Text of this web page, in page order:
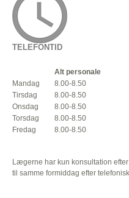
TELEFONTID
Alt personale
Mandag
8.00-8.50
Tirsdag
8.00-8.50
Onsdag
8.00-8.50
Torsdag
8.00-8.50
Fredag
8.00-8.50
Lægerne har kun konsultation
til samme formiddag efter